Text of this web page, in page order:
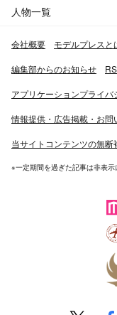
人物一覧
会社概要 モデルプレスと
編集部からのお知らせ
アプリケーションプライバ
情報提供・広告掲載・お問
当サイトコンテンツの無
※一定期間を過ぎた記事は非表